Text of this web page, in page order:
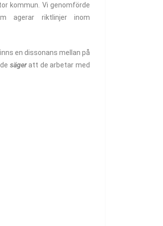
kommun. Vi genomförde
agerar riktlinjer inom
en dissonans mellan på
sägeratt de arbetar med